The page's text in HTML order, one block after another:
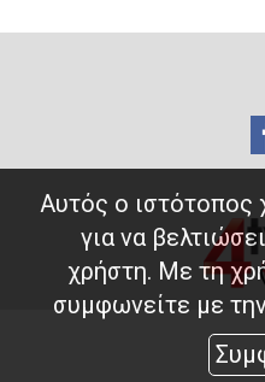
Αυτός ο ιστότοπος
για να
χρήστη. Με τη
συμφωνείτε με